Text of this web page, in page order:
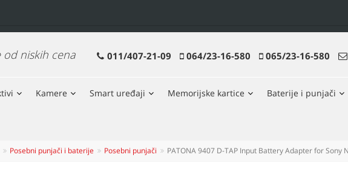
od niskih cena 011/407-21-09 064/23-16-580 065/23-16-580
Kamere Smart uređaji Memorijske kartice Baterije i punjači
Posebni punjači i baterije Posebni punjači PATONA 9407 D-TAP Input Battery Adapter for Sony